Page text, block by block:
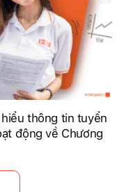
thông tin tuyển
động về Chương